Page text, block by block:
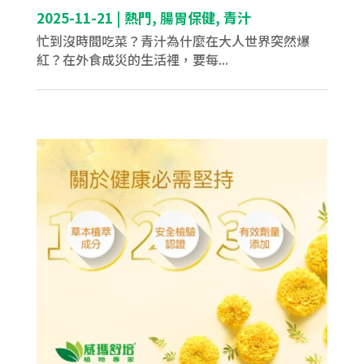
2025-11-21 | 熱門, 腸胃保健, 青汁
忙到沒時間吃菜？青汁為什麼在大人世界突然爆
紅？在外食成災的生活裡，要每...